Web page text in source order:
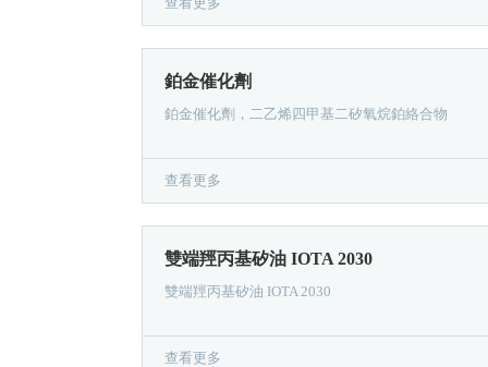
鉑金催化劑
鉑金催化劑，二乙烯四甲基二矽氧烷鉑絡合物
查看更多
雙端羥丙基矽油 IOTA 2030
雙端羥丙基矽油 IOTA 2030
查看更多